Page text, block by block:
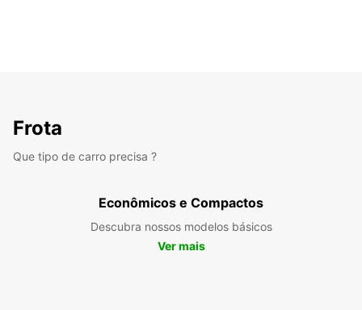
Frota
Que tipo de carro precisa ?
Econômicos e Compactos
Descubra nossos modelos básicos
Ver mais